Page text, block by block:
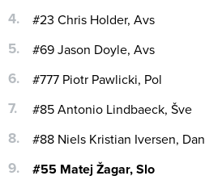
#23 Chris Holder, Avs
#69 Jason Doyle, Avs
#777 Piotr Pawlicki, Pol
#85 Antonio Lindbaeck, Šve
#88 Niels Kristian Iversen, Dan
#55 Matej Žagar, Slo